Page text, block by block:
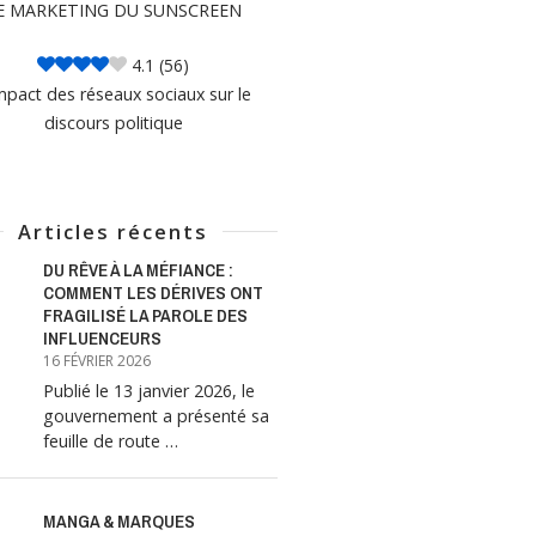
MARKETING DU SUNSCREEN
4.1 (56)
des réseaux sociaux sur le
discours politique
Articles récents
DU RÊVE À LA MÉFIANCE :
COMMENT LES DÉRIVES ONT
FRAGILISÉ LA PAROLE DES
INFLUENCEURS
16 FÉVRIER 2026
Publié le 13 janvier 2026, le
gouvernement a présenté sa
feuille de route …
MANGA & MARQUES